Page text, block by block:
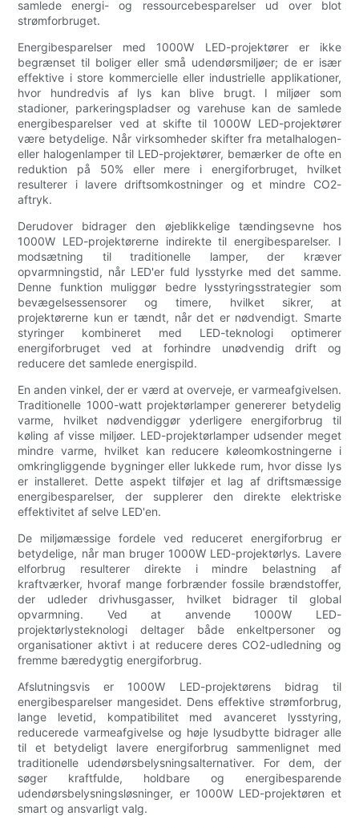
samlede energi- og ressourcebesparelser ud over blot
strømforbruget.
Energibesparelser med 1000W LED-projektører er ikke
begrænset til boliger eller små udendørsmiljøer; de er især
effektive i store kommercielle eller industrielle applikationer,
hvor hundredvis af lys kan blive brugt. I miljøer som
stadioner, parkeringspladser og varehuse kan de samlede
energibesparelser ved at skifte til 1000W LED-projektører
være betydelige. Når virksomheder skifter fra metalhalogen-
eller halogenlamper til LED-projektører, bemærker de ofte en
reduktion på 50% eller mere i energiforbruget, hvilket
resulterer i lavere driftsomkostninger og et mindre CO2-
aftryk.
Derudover bidrager den øjeblikkelige tændingsevne hos
1000W LED-projektørerne indirekte til energibesparelser. I
modsætning til traditionelle lamper, der kræver
opvarmningstid, når LED'er fuld lysstyrke med det samme.
Denne funktion muliggør bedre lysstyringsstrategier som
bevægelsessensorer og timere, hvilket sikrer, at
projektørerne kun er tændt, når det er nødvendigt. Smarte
styringer kombineret med LED-teknologi optimerer
energiforbruget ved at forhindre unødvendig drift og
reducere det samlede energispild.
En anden vinkel, der er værd at overveje, er varmeafgivelsen.
Traditionelle 1000-watt projektørlamper genererer betydelig
varme, hvilket nødvendiggør yderligere energiforbrug til
køling af visse miljøer. LED-projektørlamper udsender meget
mindre varme, hvilket kan reducere køleomkostningerne i
omkringliggende bygninger eller lukkede rum, hvor disse lys
er installeret. Dette aspekt tilføjer et lag af driftsmæssige
energibesparelser, der supplerer den direkte elektriske
effektivitet af selve LED'en.
De miljømæssige fordele ved reduceret energiforbrug er
betydelige, når man bruger 1000W LED-projektørlys. Lavere
elforbrug resulterer direkte i mindre belastning af
kraftværker, hvoraf mange forbrænder fossile brændstoffer,
der udleder drivhusgasser, hvilket bidrager til global
opvarmning. Ved at anvende 1000W LED-
projektørlysteknologi deltager både enkeltpersoner og
organisationer aktivt i at reducere deres CO2-udledning og
fremme bæredygtig energiforbrug.
Afslutningsvis er 1000W LED-projektørens bidrag til
energibesparelser mangesidet. Dens effektive strømforbrug,
lange levetid, kompatibilitet med avanceret lysstyring,
reducerede varmeafgivelse og høje lysudbytte bidrager alle
til et betydeligt lavere energiforbrug sammenlignet med
traditionelle udendørsbelysningsalternativer. For dem, der
søger kraftfulde, holdbare og energibesparende
udendørsbelysningsløsninger, er 1000W LED-projektøren et
smart og ansvarligt valg.